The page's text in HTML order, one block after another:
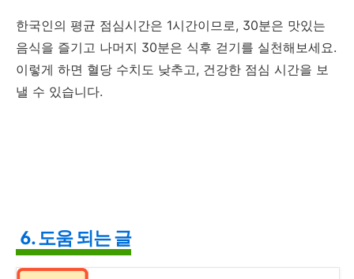
한국인의 평균 점심시간은 1시간이므로, 30분은 맛있는
음식을 즐기고 나머지 30분은 식후 걷기를 실천해보세요.
이렇게 하면 혈당 수치도 낮추고, 건강한 점심 시간을 보
낼 수 있습니다.
6. 도움 되는 글